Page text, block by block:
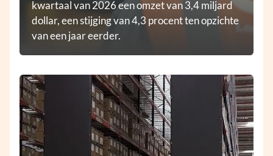
kwartaal van 2026 een omzet van 3,4 miljard
dollar, een stijging van 4,3 procent ten opzichte
van een jaar eerder.